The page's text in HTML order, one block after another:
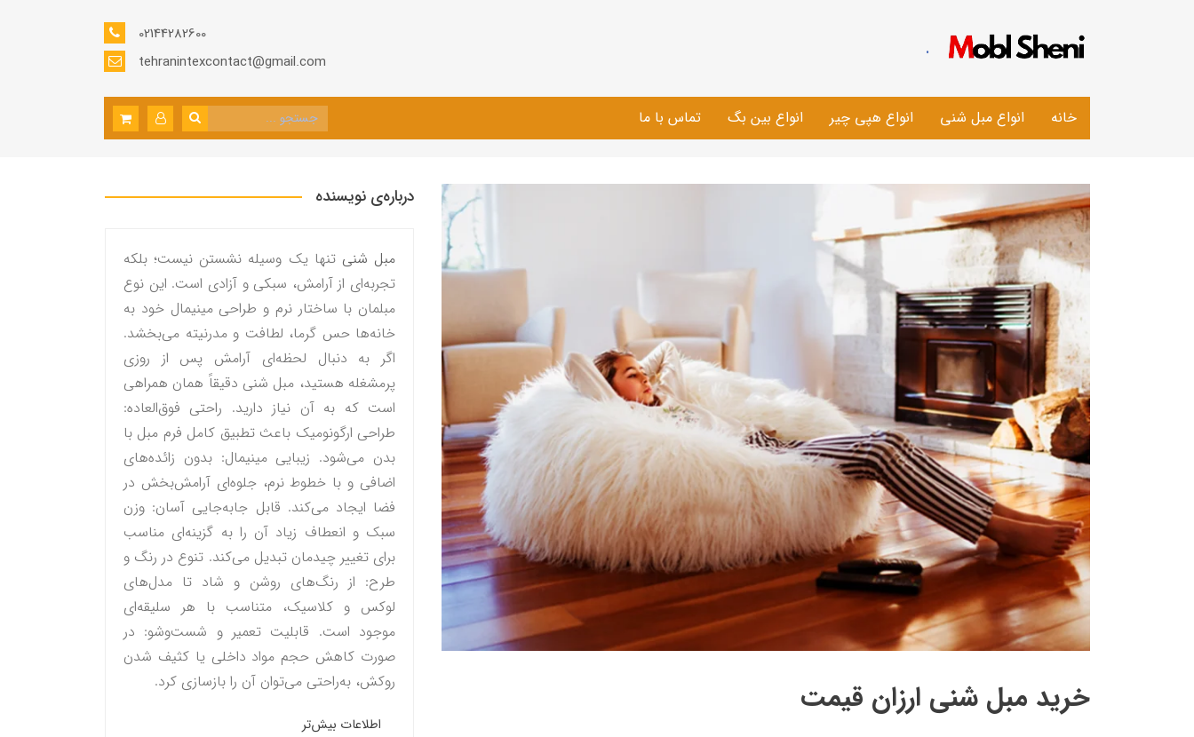
.
02144282600
tehranintexcontact@gmail.com
خانه انواع مبل شنی انواع هپی چیر انواع بین بگ تماس با ما
خرید مبل شنی ارزان قیمت
درباره‌ی نویسنده
مبل شنی تنها یک وسیله نشستن نیست؛ بلکه
تجربه‌ای از آرامش، سبکی و آزادی است. این نوع
مبلمان با ساختار نرم و طراحی مینیمال خود به
خانه‌ها حس گرما، لطافت و مدرنیته می‌بخشد.
اگر به دنبال لحظه‌ای آرامش پس از روزی
پرمشغله هستید، مبل شنی دقیقاً همان همراهی
است که به آن نیاز دارید. راحتی فوق‌العاده:
طراحی ارگونومیک باعث تطبیق کامل فرم مبل با
بدن می‌شود. زیبایی مینیمال: بدون زائده‌های
اضافی و با خطوط نرم، جلوه‌ای آرامش‌بخش در
فضا ایجاد می‌کند. قابل جابه‌جایی آسان: وزن
سبک و انعطاف زیاد آن را به گزینه‌ای مناسب
برای تغییر چیدمان تبدیل می‌کند. تنوع در رنگ و
طرح: از رنگ‌های روشن و شاد تا مدل‌های
لوکس و کلاسیک، متناسب با هر سلیقه‌ای
موجود است. قابلیت تعمیر و شست‌وشو: در
صورت کاهش حجم مواد داخلی یا کثیف شدن
روکش، به‌راحتی می‌توان آن را بازسازی کرد.
اطلاعات بیش‌تر